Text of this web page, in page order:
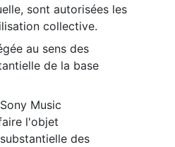
sont autorisées les
collective.
au sens des
de la base
Music
l'objet
des